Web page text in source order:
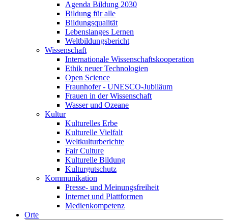
Agenda Bildung 2030
Bildung für alle
Bildungsqualität
Lebenslanges Lernen
Weltbildungsbericht
Wissenschaft
Internationale Wissenschaftskooperation
Ethik neuer Technologien
Open Science
Fraunhofer - UNESCO-Jubiläum
Frauen in der Wissenschaft
Wasser und Ozeane
Kultur
Kulturelles Erbe
Kulturelle Vielfalt
Weltkulturberichte
Fair Culture
Kulturelle Bildung
Kulturgutschutz
Kommunikation
Presse- und Meinungsfreiheit
Internet und Plattformen
Medienkompetenz
Orte